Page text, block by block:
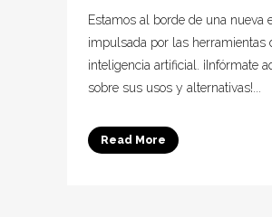
Estamos al borde de una nueva
impulsada por las herramientas
inteligencia artificial. ¡Infórmate
sobre sus usos y alternativas!...
Read More